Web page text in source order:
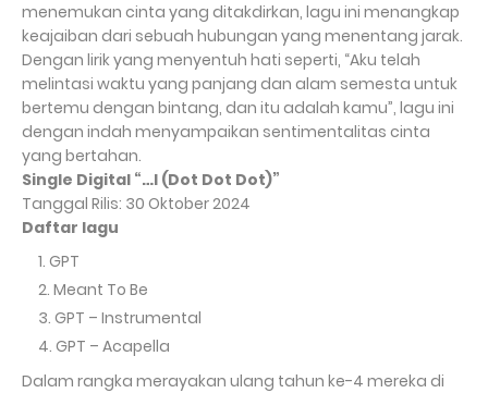
menemukan cinta yang ditakdirkan, lagu ini menangkap
keajaiban dari sebuah hubungan yang menentang jarak.
Dengan lirik yang menyentuh hati seperti, “Aku telah
melintasi waktu yang panjang dan alam semesta untuk
bertemu dengan bintang, dan itu adalah kamu”, lagu ini
dengan indah menyampaikan sentimentalitas cinta
yang bertahan.
Single Digital “…l (Dot Dot Dot)”
Tanggal Rilis: 30 Oktober 2024
Daftar lagu
GPT
Meant To Be
GPT – Instrumental
GPT – Acapella
Dalam rangka merayakan ulang tahun ke-4 mereka di